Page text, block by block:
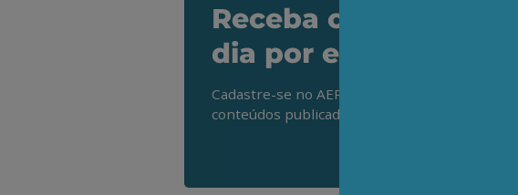
Receba os destaques
dia por e-mail
Cadastre-se no AEPET Direto para receber os
conteúdos publicados em nosso site.